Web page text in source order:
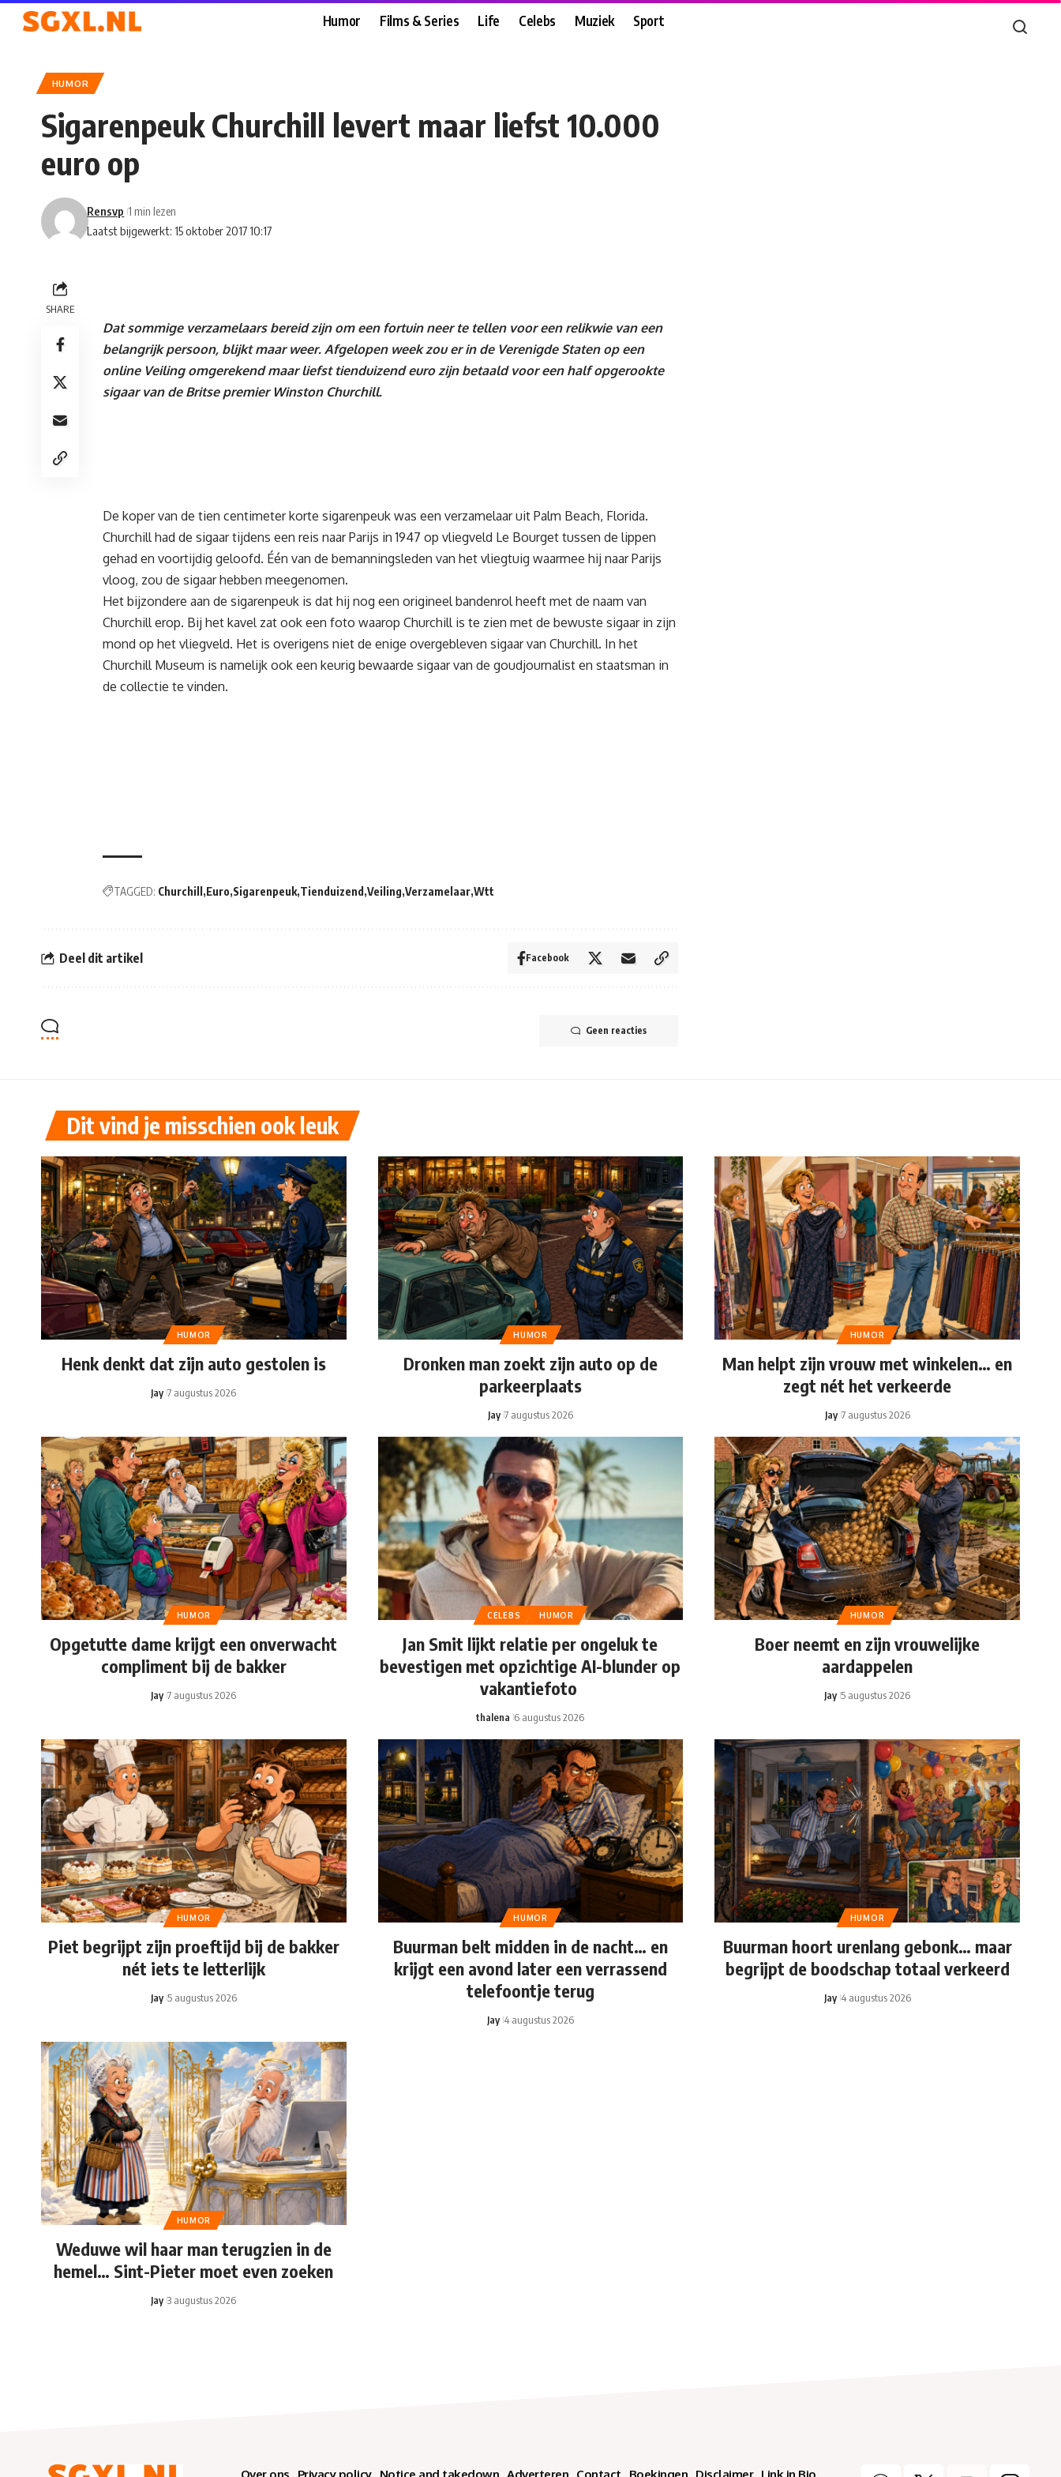
Humor Films & Series Life Celebs Muziek Sport
HUMOR
Sigarenpeuk Churchill levert maar liefst 10.000
euro op
Laatst bijgewerkt: 15 oktober 2017 10:17
Rensvp 1 min lezen
SHARE
Dat sommige verzamelaars bereid zijn om een fortuin neer te tellen voor een relikwie van een
belangrijk persoon, blijkt maar weer. Afgelopen week zou er in de Verenigde Staten op een
online Veiling omgerekend maar liefst tienduizend euro zijn betaald voor een half opgerookte
sigaar van de Britse premier Winston Churchill.
De koper van de tien centimeter korte sigarenpeuk was een verzamelaar uit Palm Beach, Florida.
Churchill had de sigaar tijdens een reis naar Parijs in 1947 op vliegveld Le Bourget tussen de lippen
gehad en voortijdig geloofd. Één van de bemanningsleden van het vliegtuig waarmee hij naar Parijs
vloog, zou de sigaar hebben meegenomen.
Het bijzondere aan de sigarenpeuk is dat hij nog een origineel bandenrol heeft met de naam van
Churchill erop. Bij het kavel zat ook een foto waarop Churchill is te zien met de bewuste sigaar in zijn
mond op het vliegveld. Het is overigens niet de enige overgebleven sigaar van Churchill. In het
Churchill Museum is namelijk ook een keurig bewaarde sigaar van de goudjournalist en staatsman in
de collectie te vinden.
TAGGED: Churchill Euro Sigarenpeuk Tienduizend Veiling Verzamelaar Wtt
Deel dit artikel Facebook
Geen reacties
Dit vind je misschien ook leuk
HUMOR
Henk denkt dat zijn auto gestolen is
Jay 7 augustus 2026
HUMOR
Dronken man zoekt zijn auto op de
parkeerplaats
Jay 7 augustus 2026
HUMOR
Man helpt zijn vrouw met winkelen… en
zegt nét het verkeerde
Jay 7 augustus 2026
HUMOR
Opgetutte dame krijgt een onverwacht
compliment bij de bakker
Jay 7 augustus 2026
CELEBS HUMOR
Jan Smit lijkt relatie per ongeluk te
bevestigen met opzichtige AI-blunder op
vakantiefoto
thalena 6 augustus 2026
HUMOR
Boer neemt en zijn vrouwelijke
aardappelen
Jay 5 augustus 2026
HUMOR
Piet begrijpt zijn proeftijd bij de bakker
nét iets te letterlijk
Jay 5 augustus 2026
HUMOR
Buurman belt midden in de nacht… en
krijgt een avond later een verrassend
telefoontje terug
Jay 4 augustus 2026
HUMOR
Buurman hoort urenlang gebonk… maar
begrijpt de boodschap totaal verkeerd
Jay 4 augustus 2026
HUMOR
Weduwe wil haar man terugzien in de
hemel… Sint-Pieter moet even zoeken
Jay 3 augustus 2026